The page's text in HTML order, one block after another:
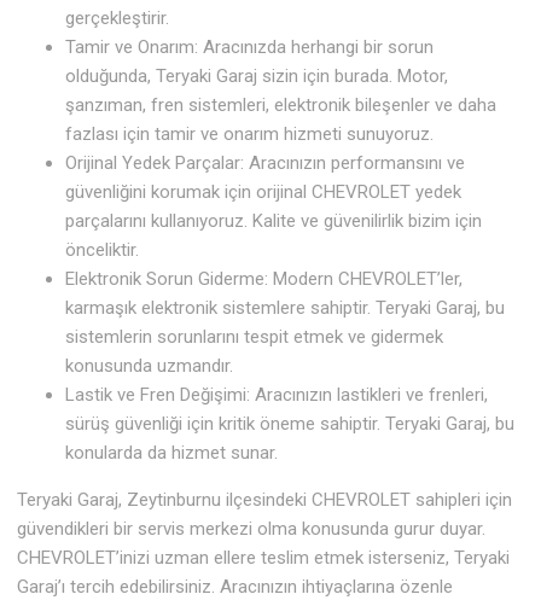
gerçekleştirir.
Tamir ve Onarım: Aracınızda herhangi bir sorun
olduğunda, Teryaki Garaj sizin için burada. Motor,
şanzıman, fren sistemleri, elektronik bileşenler ve daha
fazlası için tamir ve onarım hizmeti sunuyoruz.
Orijinal Yedek Parçalar: Aracınızın performansını ve
güvenliğini korumak için orijinal CHEVROLET yedek
parçalarını kullanıyoruz. Kalite ve güvenilirlik bizim için
önceliktir.
Elektronik Sorun Giderme: Modern CHEVROLET’ler,
karmaşık elektronik sistemlere sahiptir. Teryaki Garaj, bu
sistemlerin sorunlarını tespit etmek ve gidermek
konusunda uzmandır.
Lastik ve Fren Değişimi: Aracınızın lastikleri ve frenleri,
sürüş güvenliği için kritik öneme sahiptir. Teryaki Garaj, bu
konularda da hizmet sunar.
Teryaki Garaj, Zeytinburnu ilçesindeki CHEVROLET sahipleri için
güvendikleri bir servis merkezi olma konusunda gurur duyar.
CHEVROLET’inizi uzman ellere teslim etmek isterseniz, Teryaki
Garaj’ı tercih edebilirsiniz. Aracınızın ihtiyaçlarına özenle